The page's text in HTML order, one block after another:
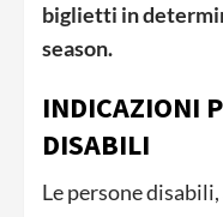
biglietti in
season.
INDICAZIONI
DISABILI
Le persone